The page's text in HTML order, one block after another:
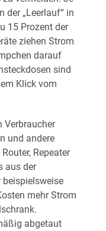
der „Leerlauf“ in
15 Prozent der
ziehen Strom
darauf
sind
Klick vom
Verbraucher
und andere
Repeater
aus der
beispielsweise
mehr Strom
abgetaut